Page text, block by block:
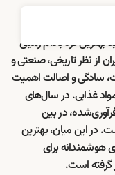
بهترین کره بادام زمینی
از نظر تاریخی، صنعتی و
سادگی و اصالت اهمیت
غذایی. در سال‌های
در بین
در این میان، بهترین
هوشمندانه برای
گرفته است.